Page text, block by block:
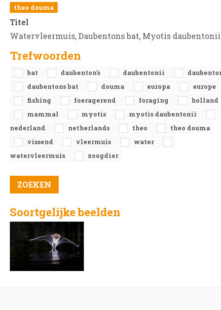
theo douma
Titel
Watervleermuis, Daubentons bat, Myotis daubentonii
Trefwoorden
bat daubenton's daubentonii
daubentons bat
douma europa
europe
fishing
foeragerend foraging
holland
mammal
myotis
myotis daubentonii
nederland
netherlands theo
theo douma
vissend
vleermuis
water
watervleermuis
zoogdier
Soortgelijke beelden